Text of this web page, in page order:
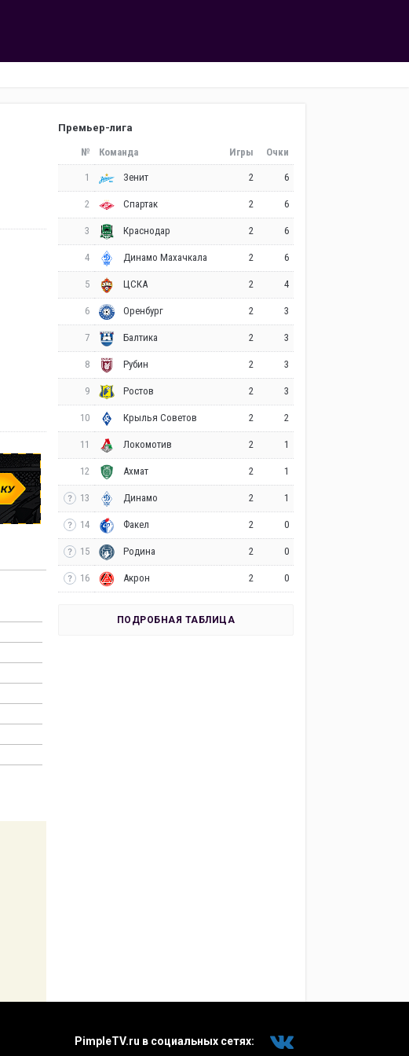
Премьер-лига
№ Команда Игры Очки
1 Зенит 2 6
2 Спартак 2 6
3 Краснодар 2 6
4 Динамо Махачкала 2 6
5 ЦСКА 2 4
6 Оренбург 2 3
7 Балтика 2 3
8 Рубин 2 3
9 Ростов 2 3
10 Крылья Советов 2 2
11 Локомотив 2 1
12 Ахмат 2 1
13 Динамо 2 1
14 Факел 2 0
15 Родина 2 0
16 Акрон 2 0
ПОДРОБНАЯ ТАБЛИЦА
PimpleTV.ru в социальных сетях: